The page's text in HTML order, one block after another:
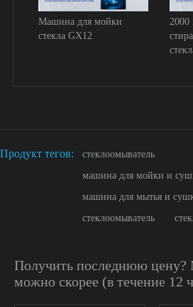
Машина для мойки
стекла GX12
2000
Продукт тегов:
стеклоомыватель
машина для мойки и
машина для мытья и
стеклоомыватель
Получить последнюю цену?
можно скорее (в течение 12